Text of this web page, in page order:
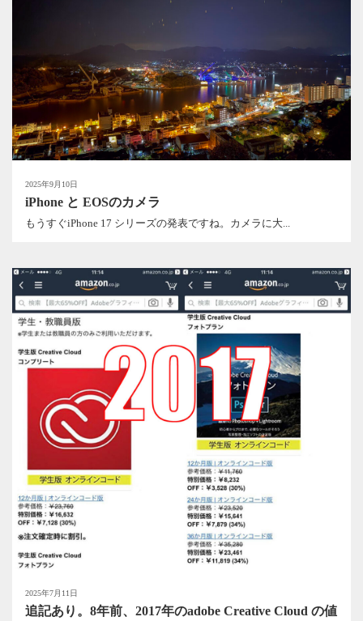
2025年9月10日
iPhone と EOSのカメラ
もうすぐiPhone 17 シリーズの発表ですね。カメラに大...
2025年7月11日
追記あり。8年前、2017年のadobe Creative Cloud の値